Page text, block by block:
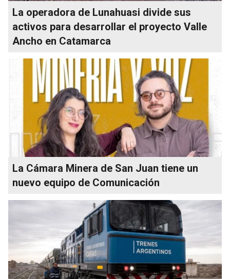
La operadora de Lunahuasi divide sus
activos para desarrollar el proyecto Valle
Ancho en Catamarca
La Cámara Minera de San Juan tiene un
nuevo equipo de Comunicación